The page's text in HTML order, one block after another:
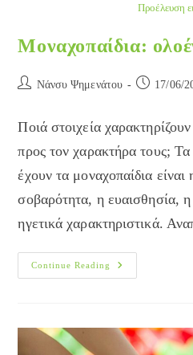
Προέλευση
Μοναχοπαίδια:
Post Νάνσυ Ψημενάτου
Post 17/06/
Ποιά στοιχεία
προς τον χαρακτήρα τους;
έχουν τα μοναχοπαίδια
σοβαρότητα, η ευαισθησία,
ηγετικά χαρακτηριστικά.
Continue Reading
Μοναχοπαίδια:
Ολοένα